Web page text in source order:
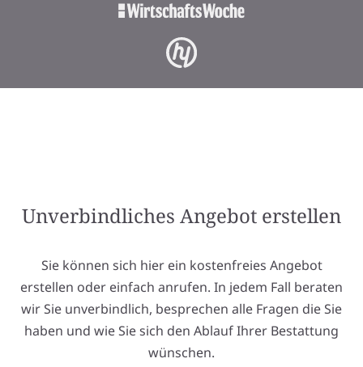
Unverbindliches Angebot erstellen
Sie können sich hier ein kostenfreies Angebot
erstellen oder einfach anrufen. In jedem Fall beraten
wir Sie unverbindlich, besprechen alle Fragen die Sie
haben und wie Sie sich den Ablauf Ihrer Bestattung
wünschen.